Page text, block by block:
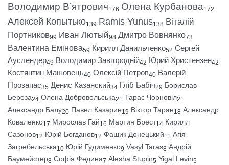
Володимир В’ятрович176 Олена Курбанова172
Алексей Копытько139 Ramis Yunus138 Віталій
Портников99 Иван Лютый98 Дмитро Вовнянко73
Валентина Емінова59 Кирилл Данильченко52 Сергей
Ауслендер49 Володимир Завгородній42 Юрий Христензен42
Костянтин Машовець40 Олексій Петров40 Валерій
Прозапас35 Денис Казанский34 Гліб Бабіч29 Борислав
Береза24 Олена Добровольська21 Тарас Чорновіл21
Александр Балу20 Павел Казарин19 Віктор Таран18 Александр
Коваленко17 Мирослав Гай16 Мартин Брест14 Кирилл
Сазонов12 Юрій Богданов12 Фашик Донецький11 Агія
Загребельська10 Юрій Гудименко9 Vasyl Taras8 Андрій
Баумейстер8 Софія Федина7 Alesha Stupin5 Yigal Levin5